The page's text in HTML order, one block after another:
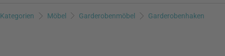
Kategorien Möbel Garderobenmöbel Garderobenhaken